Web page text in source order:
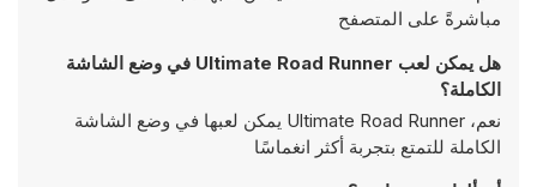
مباشرةً على المتصفح
هل يمكن لعب Ultimate Road Runner في وضع الشاشة
الكاملة؟
نعم، Ultimate Road Runner يمكن لعبها في وضع الشاشة
الكاملة للتمتع بتجربة أكثر انغماسًا